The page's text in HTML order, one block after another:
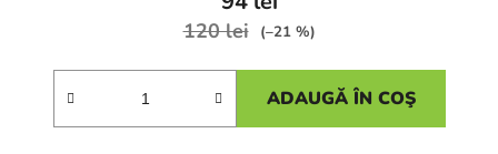
120 lei (–21 %)
ADAUGĂ ÎN COŞ